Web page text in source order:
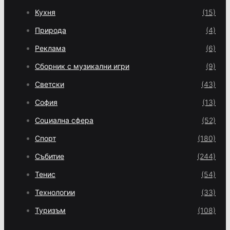
Кухня (15)
Природа (4)
Реклама (6)
Сборник с музикални игри (9)
Светски (43)
София (13)
Социална сфера (52)
Спорт (180)
Събитие (244)
Тенис (54)
Технологии (33)
Туризъм (108)